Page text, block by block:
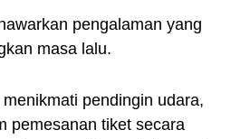
pengalaman yang
masa lalu.
pendingin udara,
pemesanan tiket secara